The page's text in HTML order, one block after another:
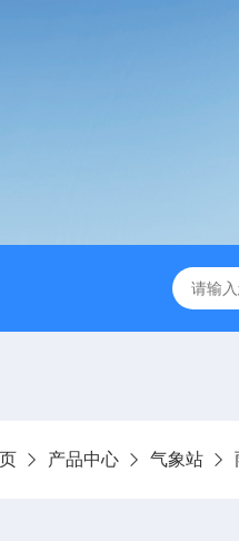
FZ5大气负氧离子监测站
产品中心 气象站